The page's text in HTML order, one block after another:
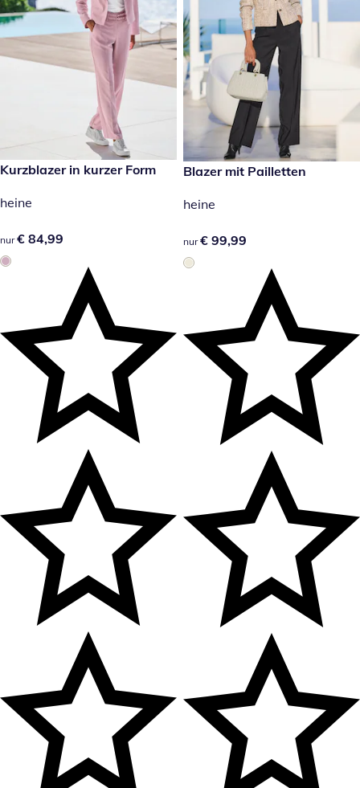
€ 84,99
Kurzblazer in kurzer Form
heine
€ 84,99
nur € 84,99
€ 99,99
Blazer mit Pailletten
heine
€ 99,99
nur € 99,99